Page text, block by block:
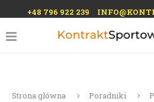
+48 796 922 239
Strona glówna Poradniki